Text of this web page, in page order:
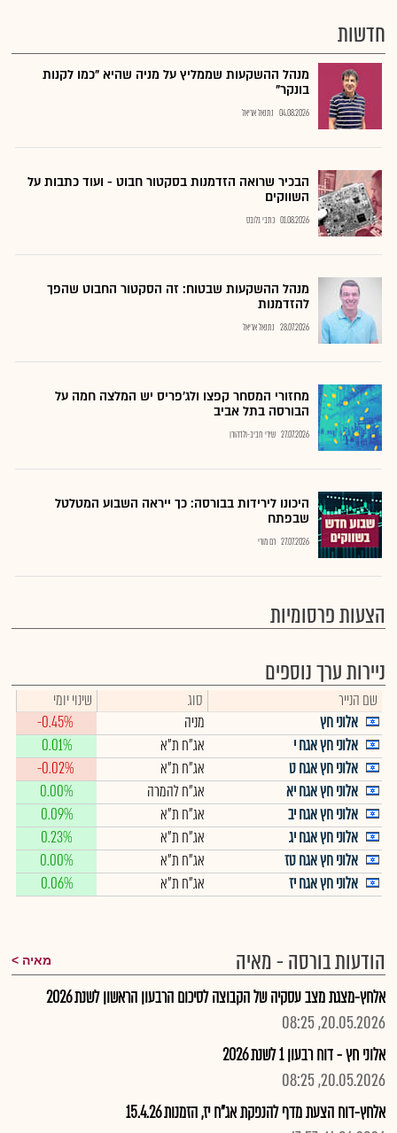
חדשות
מנהל ההשקעות שממליץ על מניה שהיא "כמו לקנות
בונקר"
04.08.2026 נתנאל אריאל
הבכיר שרואה הזדמנות בסקטור חבוט - ועוד כתבות על
השווקים
01.08.2026 כתבי גלובס
מנהל ההשקעות שבטוח: זה הסקטור החבוט שהפך
להזדמנות
28.07.2026 נתנאל אריאל
מחזורי המסחר קפצו ולג'פריס יש המלצה חמה על
הבורסה בתל אביב
27.07.2026 שירי חביב-ולדהורן
היכונו לירידות בבורסה: כך ייראה השבוע המטלטל
שבפתח
27.07.2026 רם מורי
הצעות פרסומיות
ניירות ערך נוספים
שם הנייר סוג
שינוי יומי
אלוני חץ
מניה
-0.45%
אלוני חץ אגח י
אג"ח ת"א
0.01%
אלוני חץ אגח ט
אג"ח ת"א
-0.02%
אלוני חץ אגח יא
אג"ח להמרה
0.00%
אלוני חץ אגח יב
אג"ח ת"א
0.09%
אלוני חץ אגח יג
אג"ח ת"א
0.23%
אלוני חץ אגח טז
אג"ח ת"א
0.00%
אלוני חץ אגח יז
אג"ח ת"א 0.06%
הודעות בורסה - מאיה מאיה
אלחץ-מצגת מצב עסקיה של הקבוצה לסיכום הרבעון הראשון לשנת 2026
20.05.2026, 08:25
אלוני חץ - דוח רבעון 1 לשנת 2026
20.05.2026, 08:25
אלחץ-דוח הצעת מדף להנפקת אג"ח יז, הזמנות 15.4.26